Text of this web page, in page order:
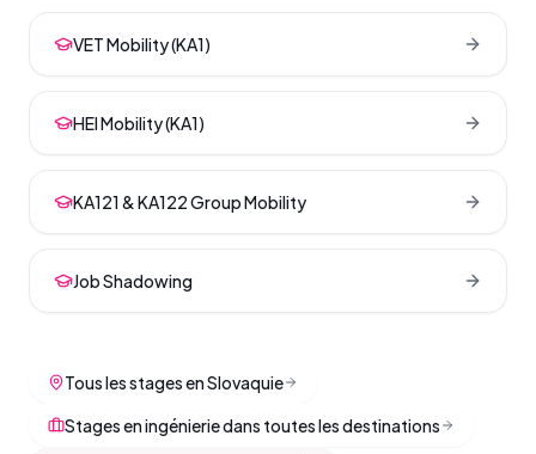
VET Mobility (KA1)
HEI Mobility (KA1)
KA121 & KA122 Group Mobility
Job Shadowing
Tous les stages en Slovaquie
Stages en ingénierie dans toutes les destinations